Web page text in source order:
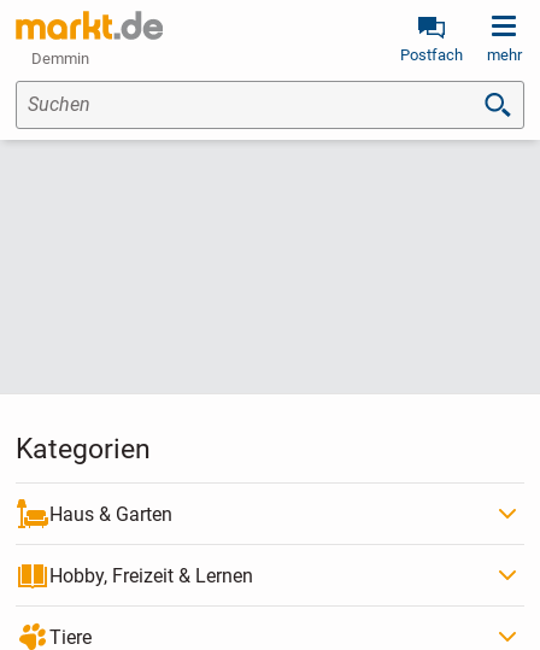
Demmin Postfach mehr
Suchen
Kategorien
Haus & Garten
Hobby, Freizeit & Lernen
Tiere